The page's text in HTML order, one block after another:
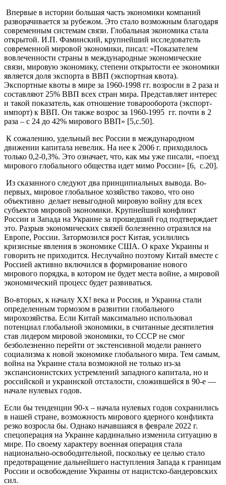
Впервые в истории большая часть экономики компаний
разворачивается за рубежом. Это стало возможным благодаря
современным системам связи. Глобальная экономика стала
открытой. И.П. Фаминский, крупнейший исследователь
современной мировой экономики, писал: «Показателем
вовлеченности страны в международные экономические
связи, мировую экономику, степени открытости ее экономики
является доля экспорта в ВВП (экспортная квота).
Экспортные квоты в мире за 1960-1998 гг. возросли в 2 раза и
составляют 25% ВВП всех стран мира. Представляет интерес
и такой показатель, как отношение товарооборота (экспорт-
импорт) к ВВП. Он также возрос за 1960-1995 гг. почти в 2
раза – с 24 до 42% мирового ВВП» [5,с.50].
К сожалению, удельный вес России в международном
движении капитала невелик. На нее к 2006 г. приходилось
только 0,2-0,3%. Это означает, что, как мы уже писали, «поезд
мирового глобального общества идет мимо России» [6, с.20].
Из сказанного следуют два принципиальных вывода. Во-
первых, мировое глобальное хозяйство таково, что оно
объективно делает невыгодной мировую войну для всех
субъектов мировой экономики. Крупнейший конфликт
России и Запада на Украине за прошедший год подтверждает
это. Разрыв экономических связей болезненно отразился на
Европе, России. Затормозился рост Китая, усилились
кризисные явления в экономике США. О крахе Украины и
говорить не приходится. Неслучайно поэтому Китай вместе с
Россией активно включился в формирование нового
мирового порядка, в котором не будет места войне, а мировой
экономический процесс будет развиваться.
Во-вторых, к началу ХХ! века и Россия, и Украина стали
определенным тормозом в развитии глобального
мирохозяйства. Если Китай максимально использовал
потенциал глобальной экономики, в считанные десятилетия
став лидером мировой экономики, то СССР не смог
безболезненно перейти от экстенсивной модели раннего
социализма к новой экономике глобального мира. Тем самым,
война на Украине стала возможной не только из-за
экспансионистских устремлений западного капитала, но и
российской и украинской отсталости, сложившейся в 90-е —
начале нулевых годов.
Если бы тенденции 90-х – начала нулевых годов сохранились
в нашей стране, возможность мирового ядерного конфликта
резко возросла бы. Однако начавшаяся в феврале 2022 г.
спецоперация на Украине кардинально изменила ситуацию в
мире. По своему характеру военная операция стала
национально-освободительной, поскольку ее целью стало
предотвращение дальнейшего наступления Запада к границам
России и освобождение Украины от нацистско-бандеровских
сил.